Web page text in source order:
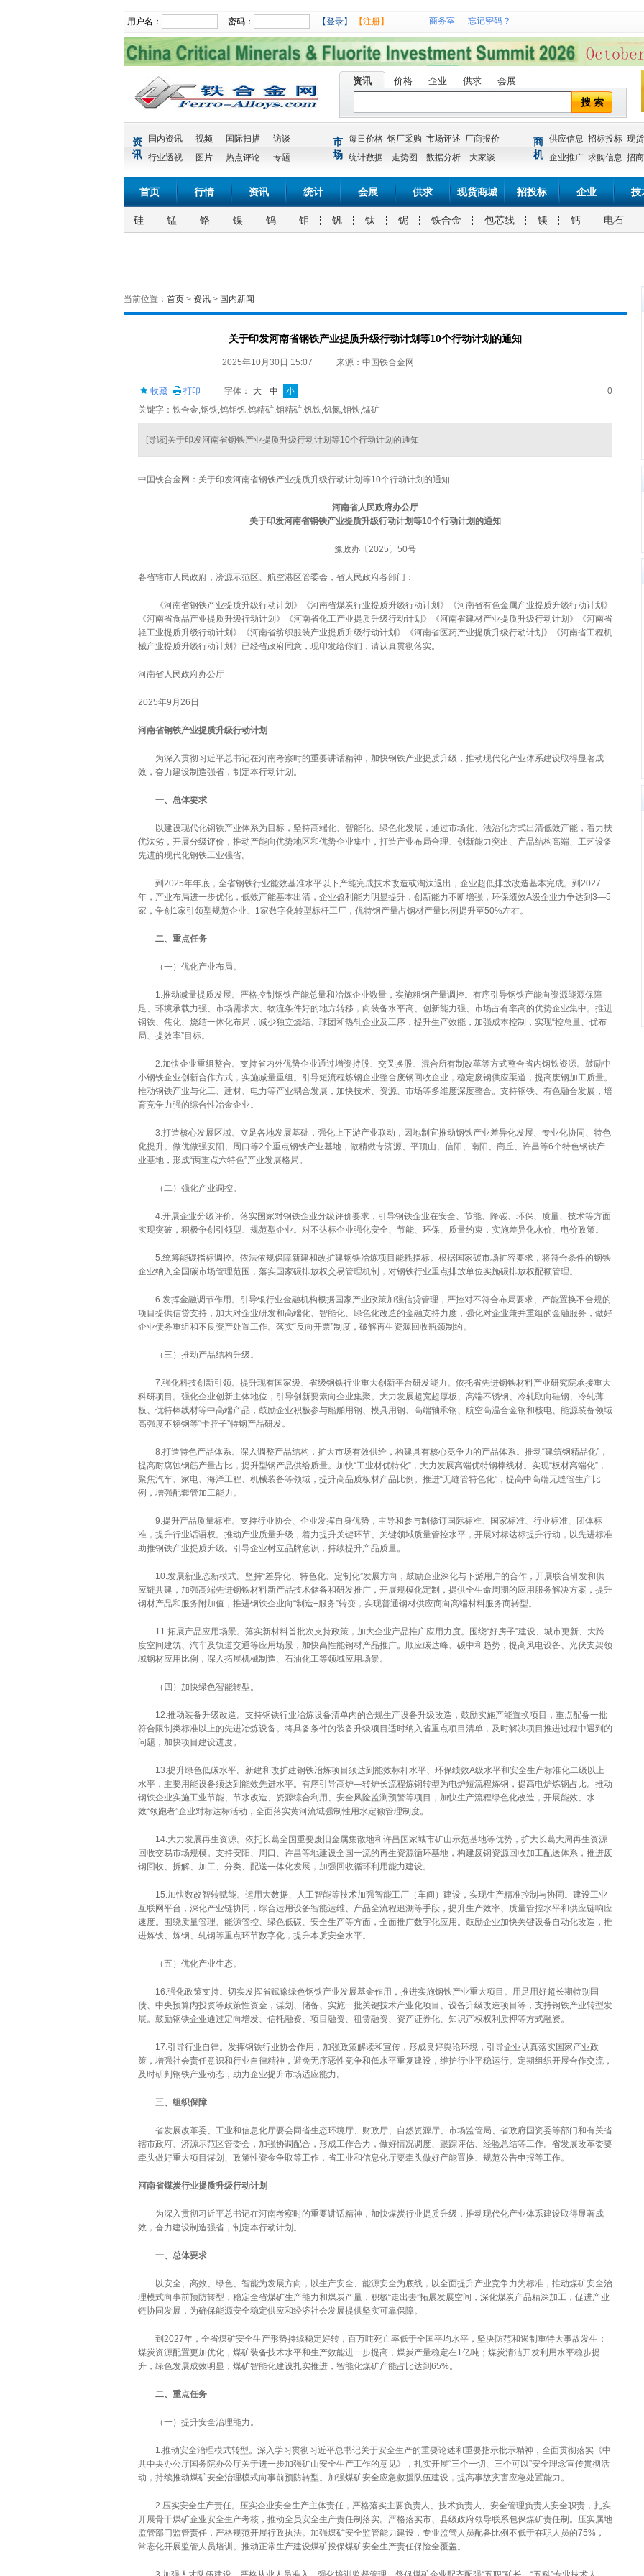
用户名： 密码： 【登录】 【注册】 商务室 忘记密码？
资讯 价格 企业 供求 会展
搜 索
资
讯
国内资讯 视频 国际扫描
访谈
行业透视
图片 热点评论 专题
市
场
每日价格 钢厂采购 市场评述 厂商报价
统计数据
走势图 数据分析 大家谈
商
机
供应信息 招标投标 现
企业推广 求购信息 招
首页 行情 资讯 统计 会展 供求 现货商城 招投标 企业 技
硅 锰 铬 镍 钨 钼 钒 钛 铌 铁合金 包芯线 镁 钙 电石
当前位置： 首页 > 资讯 > 国内新闻
关于印发河南省钢铁产业提质升级行动计划等10个行动计划的通知
2025年10月30日 15:07 来源：中国铁合金网
收藏 打印 字体： 大 中 小
0
关键字：铁合金,钢铁,钨钼钒,钨精矿,钼精矿,钒铁,钒氮,钼铁,锰矿
[导读]关于印发河南省钢铁产业提质升级行动计划等10个行动计划的通知
中国铁合金网：关于印发河南省钢铁产业提质升级行动计划等10个行动计划的通知
河南省人民政府办公厅
关于印发河南省钢铁产业提质升级行动计划等10个行动计划的通知
豫政办〔2025〕50号
各省辖市人民政府，济源示范区、航空港区管委会，省人民政府各部门：
《河南省钢铁产业提质升级行动计划》《河南省煤炭行业提质升级行动计划》《河南省有色金属产业提质升级行动计划》
《河南省食品产业提质升级行动计划》《河南省化工产业提质升级行动计划》《河南省建材产业提质升级行动计划》《河南省
轻工业提质升级行动计划》《河南省纺织服装产业提质升级行动计划》《河南省医药产业提质升级行动计划》《河南省工程机
械产业提质升级行动计划》已经省政府同意，现印发给你们，请认真贯彻落实。
河南省人民政府办公厅
2025年9月26日
河南省钢铁产业提质升级行动计划
为深入贯彻习近平总书记在河南考察时的重要讲话精神，加快钢铁产业提质升级，推动现代化产业体系建设取得显著成
效，奋力建设制造强省，制定本行动计划。
一、总体要求
以建设现代化钢铁产业体系为目标，坚持高端化、智能化、绿色化发展，通过市场化、法治化方式出清低效产能，着力扶
优汰劣，开展分级评价，推动产能向优势地区和优势企业集中，打造产业布局合理、创新能力突出、产品结构高端、工艺设备
先进的现代化钢铁工业强省。
到2025年年底，全省钢铁行业能效基准水平以下产能完成技术改造或淘汰退出，企业超低排放改造基本完成。到2027
年，产业布局进一步优化，低效产能基本出清，企业盈利能力明显提升，创新能力不断增强，环保绩效A级企业力争达到3—5
家，争创1家引领型规范企业、1家数字化转型标杆工厂，优特钢产量占钢材产量比例提升至50%左右。
二、重点任务
（一）优化产业布局。
1.推动减量提质发展。严格控制钢铁产能总量和冶炼企业数量，实施粗钢产量调控。有序引导钢铁产能向资源能源保障
足、环境承载力强、市场需求大、物流条件好的地方转移，向装备水平高、创新能力强、市场占有率高的优势企业集中。推进
钢铁、焦化、烧结一体化布局，减少独立烧结、球团和热轧企业及工序，提升生产效能，加强成本控制，实现“控总量、优布
局、提效率”目标。
2.加快企业重组整合。支持省内外优势企业通过增资持股、交叉换股、混合所有制改革等方式整合省内钢铁资源。鼓励中
小钢铁企业创新合作方式，实施减量重组。引导短流程炼钢企业整合废钢回收企业，稳定废钢供应渠道，提高废钢加工质量。
推动钢铁产业与化工、建材、电力等产业耦合发展，加快技术、资源、市场等多维度深度整合。支持钢铁、有色融合发展，培
育竞争力强的综合性冶金企业。
3.打造核心发展区域。立足各地发展基础，强化上下游产业联动，因地制宜推动钢铁产业差异化发展、专业化协同、特色
化提升。做优做强安阳、周口等2个重点钢铁产业基地，做精做专济源、平顶山、信阳、南阳、商丘、许昌等6个特色钢铁产
业基地，形成“两重点六特色”产业发展格局。
（二）强化产业调控。
4.开展企业分级评价。落实国家对钢铁企业分级评价要求，引导钢铁企业在安全、节能、降碳、环保、质量、技术等方面
实现突破，积极争创引领型、规范型企业。对不达标企业强化安全、节能、环保、质量约束，实施差异化水价、电价政策。
5.统筹能碳指标调控。依法依规保障新建和改扩建钢铁冶炼项目能耗指标。根据国家碳市场扩容要求，将符合条件的钢铁
企业纳入全国碳市场管理范围，落实国家碳排放权交易管理机制，对钢铁行业重点排放单位实施碳排放权配额管理。
6.发挥金融调节作用。引导银行业金融机构根据国家产业政策加强信贷管理，严控对不符合布局要求、产能置换不合规的
项目提供信贷支持，加大对企业研发和高端化、智能化、绿色化改造的金融支持力度，强化对企业兼并重组的金融服务，做好
企业债务重组和不良资产处置工作。落实“反向开票”制度，破解再生资源回收瓶颈制约。
（三）推动产品结构升级。
7.强化科技创新引领。提升现有国家级、省级钢铁行业重大创新平台研发能力。依托省先进钢铁材料产业研究院承接重大
科研项目。强化企业创新主体地位，引导创新要素向企业集聚。大力发展超宽超厚板、高端不锈钢、冷轧取向硅钢、冷轧薄
板、优特棒线材等中高端产品，鼓励企业积极参与船舶用钢、模具用钢、高端轴承钢、航空高温合金钢和核电、能源装备领域
高强度不锈钢等“卡脖子”特钢产品研发。
8.打造特色产品体系。深入调整产品结构，扩大市场有效供给，构建具有核心竞争力的产品体系。推动“建筑钢精品化”，
提高耐腐蚀钢筋产量占比，提升型钢产品供给质量。加快“工业材优特化”，大力发展高端优特钢棒线材。实现“板材高端化”，
聚焦汽车、家电、海洋工程、机械装备等领域，提升高品质板材产品比例。推进“无缝管特色化”，提高中高端无缝管生产比
例，增强配套管加工能力。
9.提升产品质量标准。支持行业协会、企业发挥自身优势，主导和参与制修订国际标准、国家标准、行业标准、团体标
准，提升行业话语权。推动产业质量升级，着力提升关键环节、关键领域质量管控水平，开展对标达标提升行动，以先进标准
助推钢铁产业提质升级。引导企业树立品牌意识，持续提升产品质量。
10.发展新业态新模式。坚持“差异化、特色化、定制化”发展方向，鼓励企业深化与下游用户的合作，开展联合研发和供
应链共建，加强高端先进钢铁材料新产品技术储备和研发推广，开展规模化定制，提供全生命周期的应用服务解决方案，提升
钢材产品和服务附加值，推进钢铁企业向“制造+服务”转变，实现普通钢材供应商向高端材料服务商转型。
11.拓展产品应用场景。落实新材料首批次支持政策，加大企业产品推广应用力度。围绕“好房子”建设、城市更新、大跨
度空间建筑、汽车及轨道交通等应用场景，加快高性能钢材产品推广。顺应碳达峰、碳中和趋势，提高风电设备、光伏支架领
域钢材应用比例，深入拓展机械制造、石油化工等领域应用场景。
（四）加快绿色智能转型。
12.推动装备升级改造。支持钢铁行业冶炼设备清单内的合规生产设备升级改造，鼓励实施产能置换项目，重点配备一批
符合限制类标准以上的先进冶炼设备。将具备条件的装备升级项目适时纳入省重点项目清单，及时解决项目推进过程中遇到的
问题，加快项目建设进度。
13.提升绿色低碳水平。新建和改扩建钢铁冶炼项目须达到能效标杆水平、环保绩效A级水平和安全生产标准化二级以上
水平，主要用能设备须达到能效先进水平。有序引导高炉—转炉长流程炼钢转型为电炉短流程炼钢，提高电炉炼钢占比。推动
钢铁企业实施工业节能、节水改造、资源综合利用、安全风险监测预警等项目，加快生产流程绿色化改造，开展能效、水
效“领跑者”企业对标达标活动，全面落实黄河流域强制性用水定额管理制度。
14.大力发展再生资源。依托长葛全国重要废旧金属集散地和许昌国家城市矿山示范基地等优势，扩大长葛大周再生资源
回收交易市场规模。支持安阳、周口、许昌等地建设全国一流的再生资源循环基地，构建废钢资源回收加工配送体系，推进废
钢回收、拆解、加工、分类、配送一体化发展，加强回收循环利用能力建设。
15.加快数改智转赋能。运用大数据、人工智能等技术加强智能工厂（车间）建设，实现生产精准控制与协同。建设工业
互联网平台，深化产业链协同，综合运用设备智能运维、产品全流程追溯等手段，提升生产效率、质量管控水平和供应链响应
速度。围绕质量管理、能源管控、绿色低碳、安全生产等方面，全面推广数字化应用。鼓励企业加快关键设备自动化改造，推
进炼铁、炼钢、轧钢等重点环节数字化，提升本质安全水平。
（五）优化产业生态。
16.强化政策支持。切实发挥省赋豫绿色钢铁产业发展基金作用，推进实施钢铁产业重大项目。用足用好超长期特别国
债、中央预算内投资等政策性资金，谋划、储备、实施一批关键技术产业化项目、设备升级改造项目等，支持钢铁产业转型发
展。鼓励钢铁企业通过定向增发、信托融资、项目融资、租赁融资、资产证券化、知识产权权利质押等方式融资。
17.引导行业自律。发挥钢铁行业协会作用，加强政策解读和宣传，形成良好舆论环境，引导企业认真落实国家产业政
策，增强社会责任意识和行业自律精神，避免无序恶性竞争和低水平重复建设，维护行业平稳运行。定期组织开展合作交流，
及时研判钢铁产业动态，助力企业提升市场适应能力。
三、组织保障
省发展改革委、工业和信息化厅要会同省生态环境厅、财政厅、自然资源厅、市场监管局、省政府国资委等部门和有关省
辖市政府、济源示范区管委会，加强协调配合，形成工作合力，做好情况调度、跟踪评估、经验总结等工作。省发展改革委要
牵头做好重大项目谋划、政策性资金争取等工作，省工业和信息化厅要牵头做好产能置换、规范公告申报等工作。
河南省煤炭行业提质升级行动计划
为深入贯彻习近平总书记在河南考察时的重要讲话精神，加快煤炭行业提质升级，推动现代化产业体系建设取得显著成
效，奋力建设制造强省，制定本行动计划。
一、总体要求
以安全、高效、绿色、智能为发展方向，以生产安全、能源安全为底线，以全面提升产业竞争力为标准，推动煤矿安全治
理模式向事前预防转型，稳定全省煤矿生产能力和煤炭产量，积极“走出去”拓展发展空间，深化煤炭产品精深加工，促进产业
链协同发展，为确保能源安全稳定供应和经济社会发展提供坚实可靠保障。
到2027年，全省煤矿安全生产形势持续稳定好转，百万吨死亡率低于全国平均水平，坚决防范和遏制重特大事故发生；
煤炭资源配置更加优化，煤矿装备技术水平和生产效能进一步提高，煤炭产量稳定在1亿吨；煤炭清洁开发利用水平稳步提
升，绿色发展成效明显；煤矿智能化建设扎实推进，智能化煤矿产能占比达到65%。
二、重点任务
（一）提升安全治理能力。
1.推动安全治理模式转型。深入学习贯彻习近平总书记关于安全生产的重要论述和重要指示批示精神，全面贯彻落实《中
共中央办公厅国务院办公厅关于进一步加强矿山安全生产工作的意见》，扎实开展“三个一切、三个可以”安全理念宣传贯彻活
动，持续推动煤矿安全治理模式向事前预防转型。加强煤矿安全应急救援队伍建设，提高事故灾害应急处置能力。
2.压实安全生产责任。压实企业安全生产主体责任，严格落实主要负责人、技术负责人、安全管理负责人安全职责，扎实
开展骨干煤矿企业安全生产考核，推动全员安全生产责任制落实。严格落实市、县级政府领导联系包保煤矿责任制。压实属地
监管部门监管责任，严格规范开展行政执法。加强煤矿安全监管能力建设，专业监管人员配备比例不低于在职人员的75%，
常态化开展监管人员培训。推动正常生产建设煤矿投保煤矿安全生产责任保险全覆盖。